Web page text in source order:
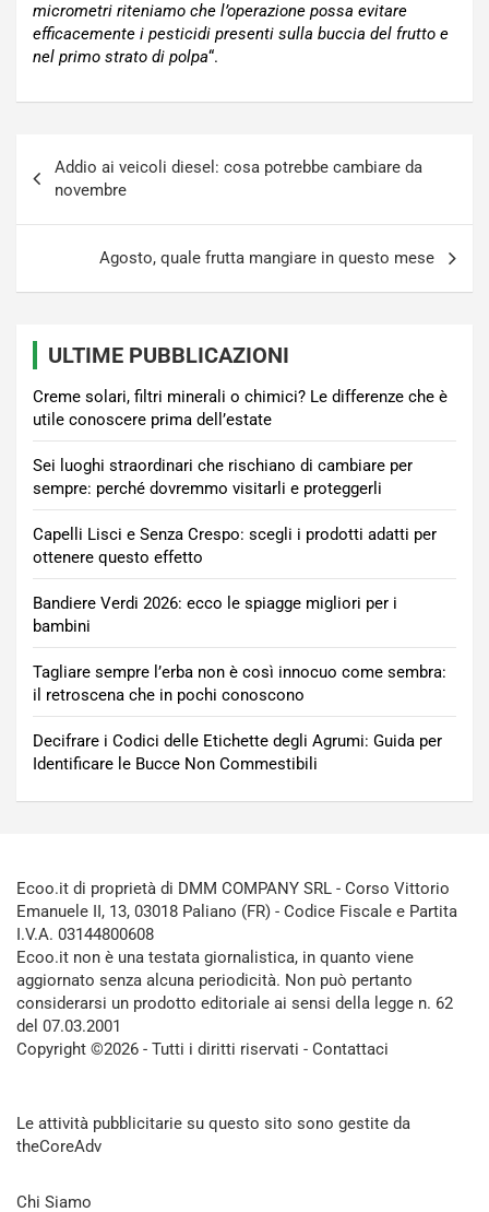
micrometri riteniamo che l’operazione possa evitare
efficacemente i pesticidi presenti sulla buccia del frutto e
nel primo strato di polpa“.
articoli
Addio ai veicoli diesel: cosa potrebbe cambiare da
novembre
Agosto, quale frutta mangiare in questo mese
ULTIME PUBBLICAZIONI
Creme solari, filtri minerali o chimici? Le differenze che è
utile conoscere prima dell’estate
Sei luoghi straordinari che rischiano di cambiare per
sempre: perché dovremmo visitarli e proteggerli
Capelli Lisci e Senza Crespo: scegli i prodotti adatti per
ottenere questo effetto
Bandiere Verdi 2026: ecco le spiagge migliori per i
bambini
Tagliare sempre l’erba non è così innocuo come sembra:
il retroscena che in pochi conoscono
Decifrare i Codici delle Etichette degli Agrumi: Guida per
Identificare le Bucce Non Commestibili
Ecoo.it di proprietà di DMM COMPANY SRL - Corso Vittorio
Emanuele II, 13, 03018 Paliano (FR) - Codice Fiscale e Partita
I.V.A. 03144800608
Ecoo.it non è una testata giornalistica, in quanto viene
aggiornato senza alcuna periodicità. Non può pertanto
considerarsi un prodotto editoriale ai sensi della legge n. 62
del 07.03.2001
Copyright ©2026 - Tutti i diritti riservati - Contattaci
Le attività pubblicitarie su questo sito sono gestite da
theCoreAdv
Chi Siamo